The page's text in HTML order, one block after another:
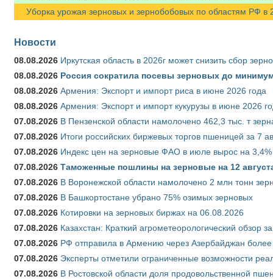
Уборка урожая зерновых и зернобобовых по областям РФ в
Новости
08.08.2026 Иркутская область в 2026г может снизить сбор
08.08.2026 Россия сократила посевы зерновых до
08.08.2026 Армения: Экспорт и импорт риса в июне 2026 года
08.08.2026 Армения: Экспорт и импорт кукурузы в июне 2026
07.08.2026 В Пензенской области намолочено 462,3 тыс. т
07.08.2026 Итоги российских биржевых торгов пшеницей за 7
07.08.2026 Индекс цен на зерновые ФАО в июле вырос на 3,4%
07.08.2026 Таможенные пошлины на зерновые на 12
07.08.2026 В Воронежской области намолочено 2 млн тонн
07.08.2026 В Башкортостане убрано 75% озимых зерновых
07.08.2026 Котировки на зерновых биржах на 06.08.2026
07.08.2026 Казахстан: Краткий агрометеорологический обзор
07.08.2026 РФ отправила в Армению через Азербайджан более
07.08.2026 Эксперты отметили ограниченные возможности
07.08.2026 В Ростовской области доля продовольственной